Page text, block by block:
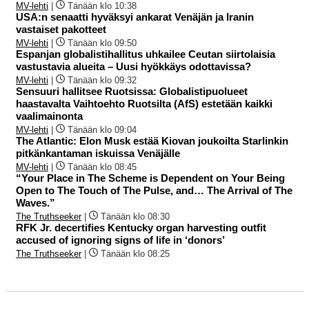
MV-lehti Tänään klo 10:38
USA:n senaatti hyväksyi ankarat Venäjän ja Iranin
vastaiset pakotteet
MV-lehti Tänään klo 09:50
Espanjan globalistihallitus uhkailee Ceutan siirtolaisia
vastustavia alueita – Uusi hyökkäys odottavissa?
MV-lehti Tänään klo 09:32
Sensuuri hallitsee Ruotsissa: Globalistipuolueet
haastavalta Vaihtoehto Ruotsilta (AfS) estetään kaikki
vaalimainonta
MV-lehti Tänään klo 09:04
The Atlantic: Elon Musk estää Kiovan joukoilta Starlinkin
pitkänkantaman iskuissa Venäjälle
MV-lehti Tänään klo 08:45
“Your Place in The Scheme is Dependent on Your Being
Open to The Touch of The Pulse, and… The Arrival of The
Waves.”
The Truthseeker| Tänään klo 08:30
RFK Jr. decertifies Kentucky organ harvesting outfit
accused of ignoring signs of life in ‘donors’
The Truthseeker| Tänään klo 08:25